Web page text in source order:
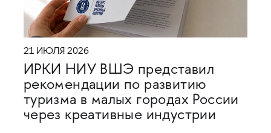
21 ИЮЛЯ 2026
ИРКИ НИУ ВШЭ представил
рекомендации по развитию
туризма в малых городах России
через креативные индустрии